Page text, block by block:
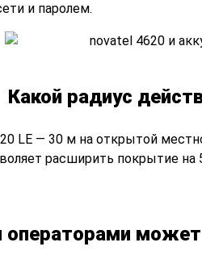
и паролем.
Какой радиус
LE — 30 м на открытой
расширить покрытие
операторами может